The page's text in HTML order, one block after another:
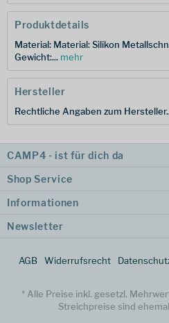
Produktdetails
Material: Material: Silikon
Gewicht:... mehr
Hersteller
Rechtliche Angaben zum
CAMP4 - ist für dich da
Shop Service
Informationen
Newsletter
AGB Widerrufsrecht
* Alle Preise inkl. gesetzl.
Streichpreise sind